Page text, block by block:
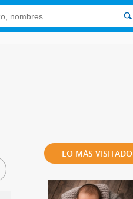
LO MÁS VISITADO